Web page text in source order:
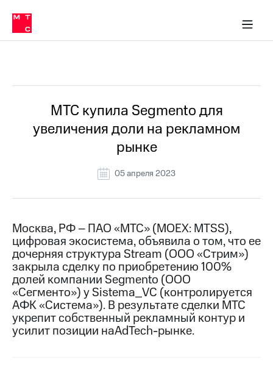
Медиа-центр
и акционерам
Устойчивое развитие
Комплаенс и деловая этика
компании
Карьера
История
компании
информация
Контакты
Медиа-центр
Пресс-
релизы
МТС
о технологиях
Достижения
в МТС
Пресс-
релизы
МТС купила Segmento для
увеличения доли на рекламном
рынке
05 апреля 2023
Москва, РФ – ПАО «МТС» (MOEX: MTSS),
цифровая экосистема, объявила о том, что ее
дочерняя структура Stream (ООО «Стрим»)
закрыла сделку по приобретению 100%
долей компании Segmento (ООО
«Сегменто») у Sistema_VC (контролируется
АФК «Система»). В результате сделки МТС
укрепит собственный рекламный контур и
усилит позиции наAdTech-рынке.